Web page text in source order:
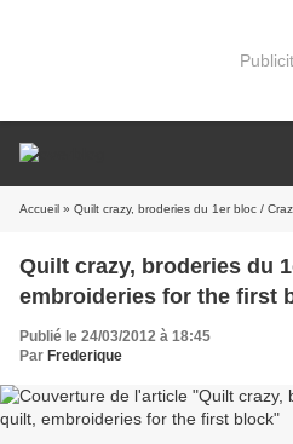
Accueil » Quilt crazy, broderies du 1er bloc /
Quilt crazy, broderies du
embroideries for the first
Publié le 24/03/2012 à 18:45
Par Frederique